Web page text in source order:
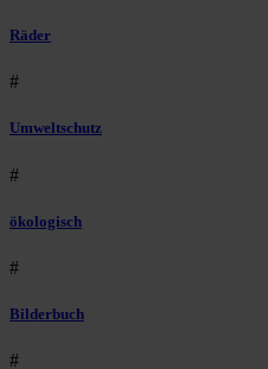
Räder
#
Umweltschutz
#
ökologisch
#
Bilderbuch
#